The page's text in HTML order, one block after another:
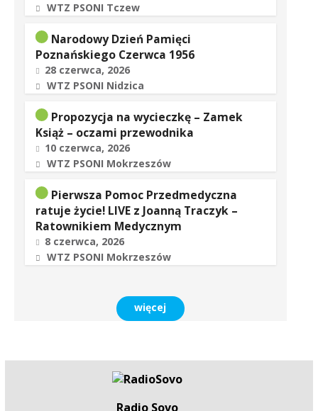
WTZ PSONI Tczew
Narodowy Dzień Pamięci
Poznańskiego Czerwca 1956
28 czerwca, 2026
WTZ PSONI Nidzica
Propozycja na wycieczkę – Zamek
Książ – oczami przewodnika
10 czerwca, 2026
WTZ PSONI Mokrzeszów
Pierwsza Pomoc Przedmedyczna
ratuje życie! LIVE z Joanną Traczyk –
Ratownikiem Medycznym
8 czerwca, 2026
WTZ PSONI Mokrzeszów
więcej
Radio Sovo